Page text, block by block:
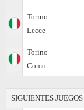
Torino
Lecce
Torino
Como
SIGUIENTES JUEGOS